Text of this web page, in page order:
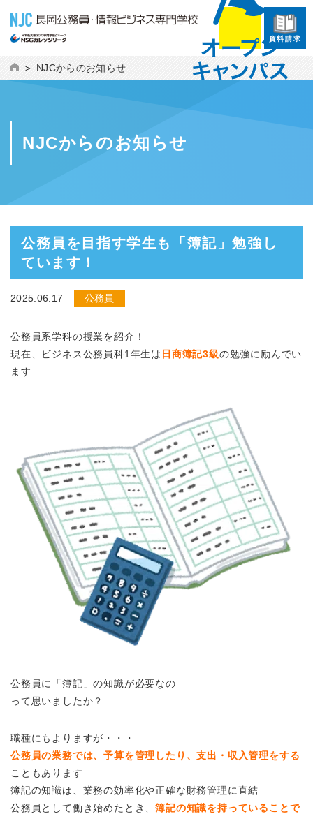
資料請求
NJCからのお知らせ
NJCからのお知らせ
公務員を目指す学生も「簿記」勉強し
ています！
2025.06.17 公務員
公務員系学科の授業を紹介！
現在、ビジネス公務員科1年生は 日商簿記3級の勉強に励んでい
ます
公務員に「簿記」の知識が必要なの
って思いましたか？
職種にもよりますが・・・
公務員の業務では、予算を管理したり、支出・収入管理をする
こともあります
簿記の知識は、業務の効率化や正確な財務管理に直結
公務員として働き始めたとき、簿記の知識を持っていることで